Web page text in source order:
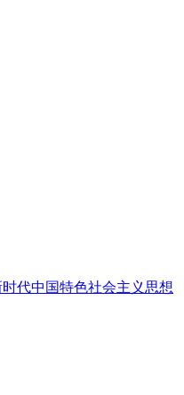
代中国特色社会主义思想